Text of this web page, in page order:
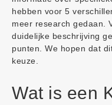
hebben voor 5
meer research gedaan.
duidelijke beschrijving
punten. We hopen dat
keuze.
Wat is een